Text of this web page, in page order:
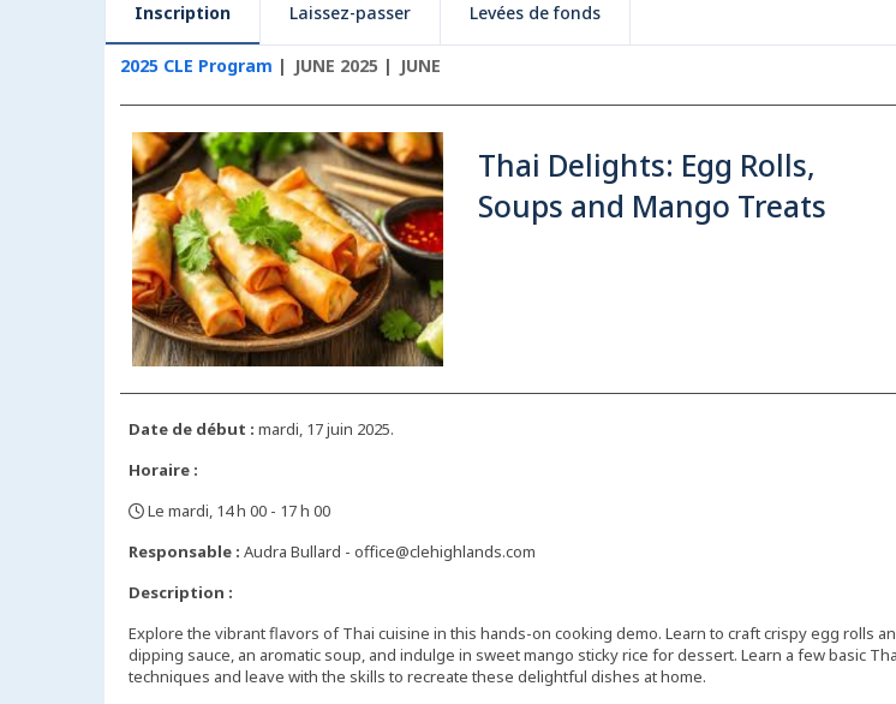
Inscription Laissez-passer Levées de fonds
2025 CLE Program JUNE 2025 JUNE
Thai Delights: Egg Rolls,
Soups and Mango Treats
Date de début : mardi, 17 juin 2025.
Horaire :
Le mardi, 14 h 00 - 17 h 00
Responsable : Audra Bullard - office@clehighlands.com
Description :
Explore the vibrant flavors of Thai cuisine in this hands-on cooking demo. Learn to craft crispy egg rolls
dipping sauce, an aromatic soup, and indulge in sweet mango sticky rice for dessert. Learn a few basic
techniques and leave with the skills to recreate these delightful dishes at home.